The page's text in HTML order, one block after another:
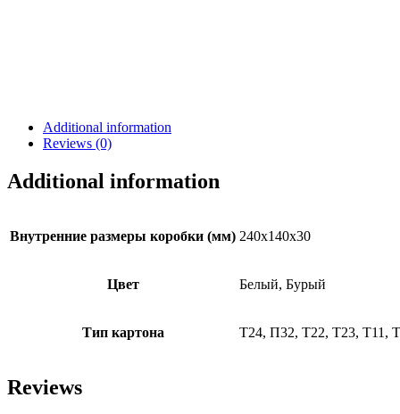
Additional information
Reviews (0)
Additional information
Внутренние размеры коробки (мм) 240х140х30
Цвет Белый, Бурый
Тип картона Т24, П32, Т22, Т23, Т11,
Reviews